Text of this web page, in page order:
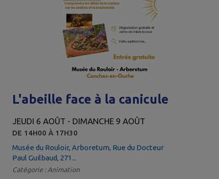
L'abeille face à la canicule
JEUDI 6 AOÛT - DIMANCHE 9 AOÛT
DE 14H00 À 17H30
Musée du Rouloir, Arboretum, Rue du Docteur
Paul Guilbaud, 271...
Catégorie : Animation